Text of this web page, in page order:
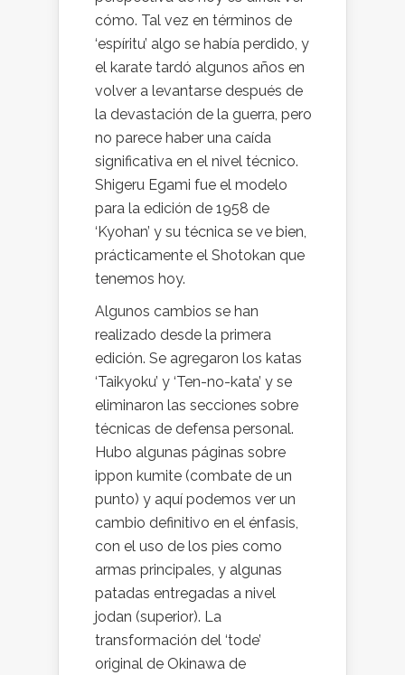
cómo. Tal vez en términos de
‘espíritu’ algo se había perdido, y
el karate tardó algunos años en
volver a levantarse después de
la devastación de la guerra, pero
no parece haber una caída
significativa en el nivel técnico.
Shigeru Egami fue el modelo
para la edición de 1958 de
‘Kyohan’ y su técnica se ve bien,
prácticamente el Shotokan que
tenemos hoy.
Algunos cambios se han
realizado desde la primera
edición. Se agregaron los katas
‘Taikyoku’ y ‘Ten-no-kata’ y se
eliminaron las secciones sobre
técnicas de defensa personal.
Hubo algunas páginas sobre
ippon kumite (combate de un
punto) y aquí podemos ver un
cambio definitivo en el énfasis,
con el uso de los pies como
armas principales, y algunas
patadas entregadas a nivel
jodan (superior). La
transformación del ‘tode’
original de Okinawa de